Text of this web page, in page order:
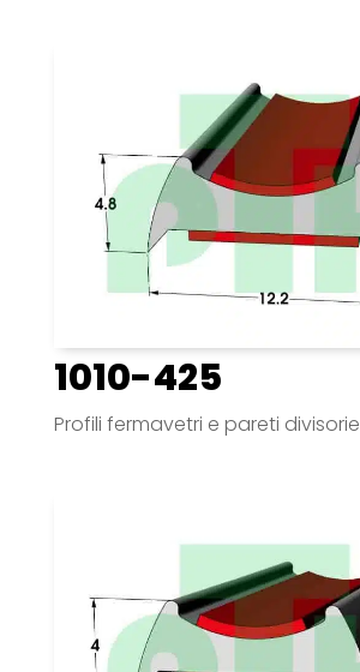
1010-425
Profili fermavetri e pareti divisorie